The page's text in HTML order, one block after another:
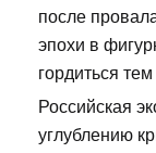
после
эпохи в
гордиться
Российская
углублению